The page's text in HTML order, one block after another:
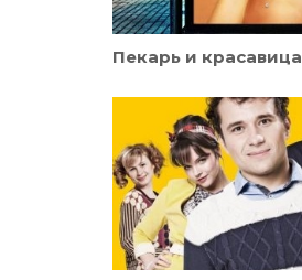
Пекарь и красавица